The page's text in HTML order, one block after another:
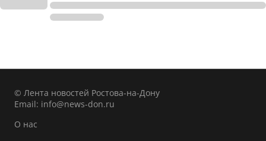
© Лента новостей Ростова-на-Дону
Email: info@news-don.ru
О нас